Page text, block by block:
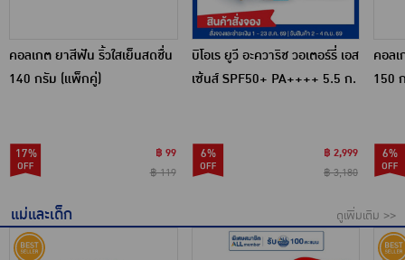
คอลเกต ยาสีฟัน ริ้วใสเย็นสดชื่น
140 กรัม (แพ็กคู่)
17%
฿ 99
฿ 119
บิโอเร ยูวี อะควาริช วอเตอร์รี่ เอส
เซ้นส์ SPF50+ PA++++ 5.5 ก.
6%
฿ 2,999
฿ 3,180
คอล
150
6%
แม่และเด็ก ดูเพิ่มเติม >>